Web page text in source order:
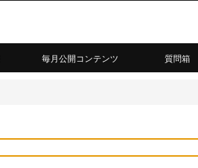
毎月公開コンテンツ 質問箱